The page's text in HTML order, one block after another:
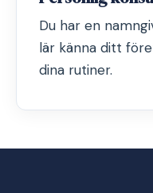
Du har en
lär känna ditt
dina rutiner.